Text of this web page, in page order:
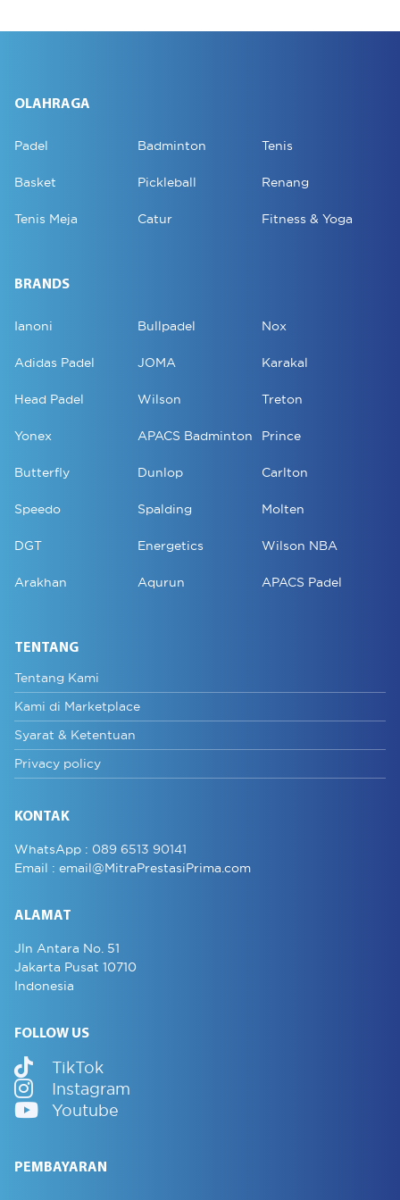
OLAHRAGA
Padel Badminton Tenis
Basket Pickleball Renang
Tenis Meja Catur Fitness & Yoga
BRANDS
Ianoni Bullpadel Nox
Adidas Padel JOMA Karakal
Head Padel Wilson Treton
Yonex APACS Badminton Prince
Butterfly Dunlop Carlton
Speedo Spalding Molten
DGT Energetics Wilson NBA
Arakhan Aqurun APACS Padel
TENTANG
Tentang Kami
Kami di Marketplace
Syarat & Ketentuan
Privacy policy
KONTAK
WhatsApp : 089 6513 90141
Email : email@MitraPrestasiPrima.com
ALAMAT
Jln Antara No. 51
Jakarta Pusat 10710
Indonesia
FOLLOW US
TikTok
Instagram
Youtube
PEMBAYARAN